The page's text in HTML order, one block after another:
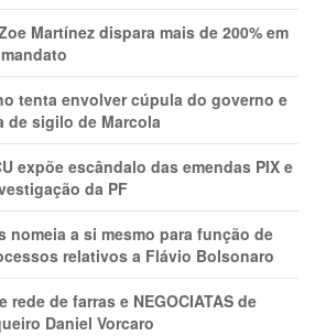
Martínez dispara mais de 200% em
tenta envolver cúpula do governo e
de sigilo de Marcola
expõe escândalo das emendas PIX e
da PF
nomeia a si mesmo para função de
relativos a Flávio Bolsonaro
rede de farras e NEGOCIATAS de
Daniel Vorcaro